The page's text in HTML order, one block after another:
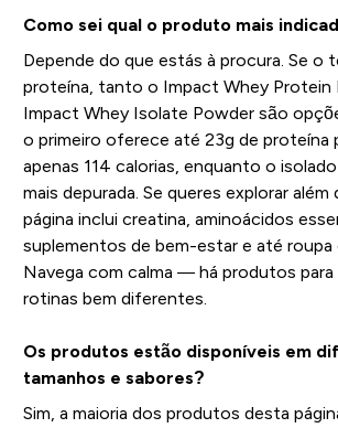
Como sei qual o produto mais
Depende do que estás à procura. Se o
proteína, tanto o Impact Whey Protein
Impact Whey Isolate Powder são
o primeiro oferece até 23g de proteína
apenas 114 calorias, enquanto o
mais depurada. Se queres explorar
página inclui creatina, aminoácidos
suplementos de bem-estar e até roupa
Navega com calma — há produtos
rotinas bem diferentes.
Os produtos estão disponíveis em
tamanhos e sabores?
Sim, a maioria dos produtos desta